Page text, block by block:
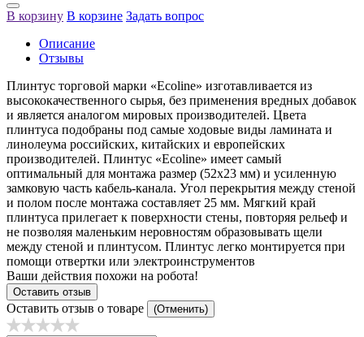
В корзину В корзине Задать вопрос
Описание
Отзывы
Плинтус торговой марки «Ecoline» изготавливается из
высококачественного сырья, без применения вредных добавок
и является аналогом мировых производителей. Цвета
плинтуса подобраны под самые ходовые виды ламината и
линолеума российских, китайских и европейских
производителей. Плинтус «Ecoline» имеет самый
оптимальный для монтажа размер (52х23 мм) и усиленную
замковую часть кабель-канала. Угол перекрытия между стеной
и полом после монтажа составляет 25 мм. Мягкий край
плинтуса прилегает к поверхности стены, повторяя рельеф и
не позволяя маленьким неровностям образовывать щели
между стеной и плинтусом. Плинтус легко монтируется при
помощи отвертки или электроинструментов
Ваши действия похожи на робота!
Оставить отзыв
Оставить отзыв о товаре (Отменить)